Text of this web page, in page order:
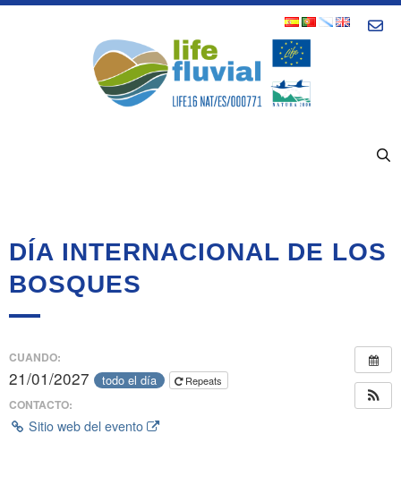
Saltar
DÍA INTERNACIONAL DE LOS
BOSQUES
CUANDO:
21/01/2027 todo el día Repeats
CONTACTO:
Sitio web del evento